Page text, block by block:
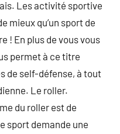
Les activité sportive
mieux qu’un sport de
! En plus de vous vous
permet à ce titre
de self-défense, à tout
Le roller.
du roller est de
sport demande une